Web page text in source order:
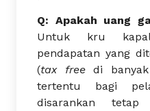
Q: Apakah uang
Untuk kru
pendapatan yang
(tax freedi banyak
tertentu bagi
disarankan